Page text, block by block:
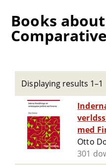
Books
Displaying results 1–1
med
Otto
301